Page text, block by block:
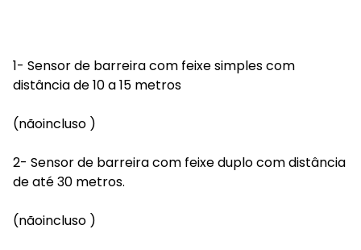
1- Sensor de barreira com feixe simples com
distância de 10 a 15 metros
(nãoincluso )
2- Sensor de barreira com feixe duplo com distância
de até 30 metros.
(nãoincluso )